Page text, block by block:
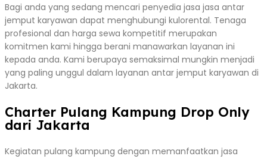
Bagi anda yang sedang mencari penyedia jasa jasa antar
jemput karyawan dapat menghubungi kulorental. Tenaga
profesional dan harga sewa kompetitif merupakan
komitmen kami hingga berani manawarkan layanan ini
kepada anda. Kami berupaya semaksimal mungkin menjadi
yang paling unggul dalam layanan antar jemput karyawan di
Jakarta.
Charter Pulang Kampung Drop Only
dari Jakarta
Kegiatan pulang kampung dengan memanfaatkan jasa